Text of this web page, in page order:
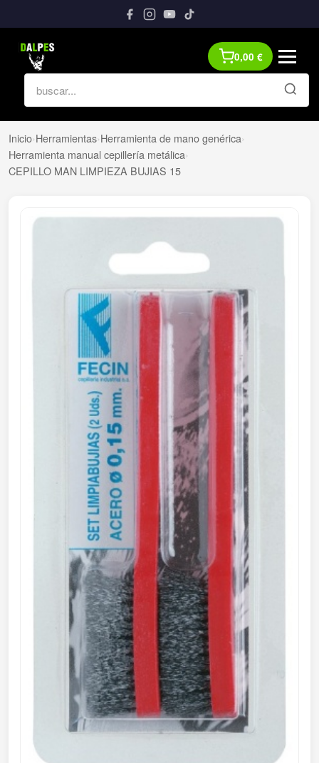
0,00 €
Inicio›Herramientas›Herramienta de mano genérica›
Herramienta manual cepillería metálica›
CEPILLO MAN LIMPIEZA BUJIAS 15